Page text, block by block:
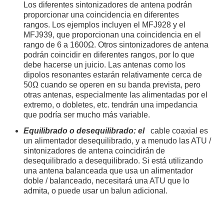
Los diferentes sintonizadores de antena podrán
proporcionar una coincidencia en diferentes
rangos. Los ejemplos incluyen el MFJ928 y el
MFJ939, que proporcionan una coincidencia en el
rango de 6 a 1600Ω. Otros sintonizadores de antena
podrán coincidir en diferentes rangos, por lo que
debe hacerse un juicio. Las antenas como los
dipolos resonantes estarán relativamente cerca de
50Ω cuando se operen en su banda prevista, pero
otras antenas, especialmente las alimentadas por el
extremo, o dobletes, etc. tendrán una impedancia
que podría ser mucho más variable.
Equilibrado o desequilibrado: elcable coaxial es
un alimentador desequilibrado, y a menudo las ATU /
sintonizadores de antena coincidirán de
desequilibrado a desequilibrado. Si está utilizando
una antena balanceada que usa un alimentador
doble / balanceado, necesitará una ATU que lo
admita, o puede usar un balun adicional.